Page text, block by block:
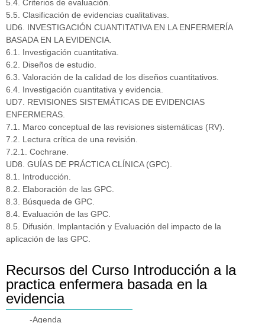
5.4. Criterios de evaluación.
5.5. Clasificación de evidencias cualitativas.
UD6. INVESTIGACIÓN CUANTITATIVA EN LA ENFERMERÍA
BASADA EN LA EVIDENCIA.
6.1. Investigación cuantitativa.
6.2. Diseños de estudio.
6.3. Valoración de la calidad de los diseños cuantitativos.
6.4. Investigación cuantitativa y evidencia.
UD7. REVISIONES SISTEMÁTICAS DE EVIDENCIAS
ENFERMERAS.
7.1. Marco conceptual de las revisiones sistemáticas (RV).
7.2. Lectura crítica de una revisión.
7.2.1. Cochrane.
UD8. GUÍAS DE PRÁCTICA CLÍNICA (GPC).
8.1. Introducción.
8.2. Elaboración de las GPC.
8.3. Búsqueda de GPC.
8.4. Evaluación de las GPC.
8.5. Difusión. Implantación y Evaluación del impacto de la
aplicación de las GPC.
Recursos del Curso Introducción a la
practica enfermera basada en la
evidencia
-Agenda